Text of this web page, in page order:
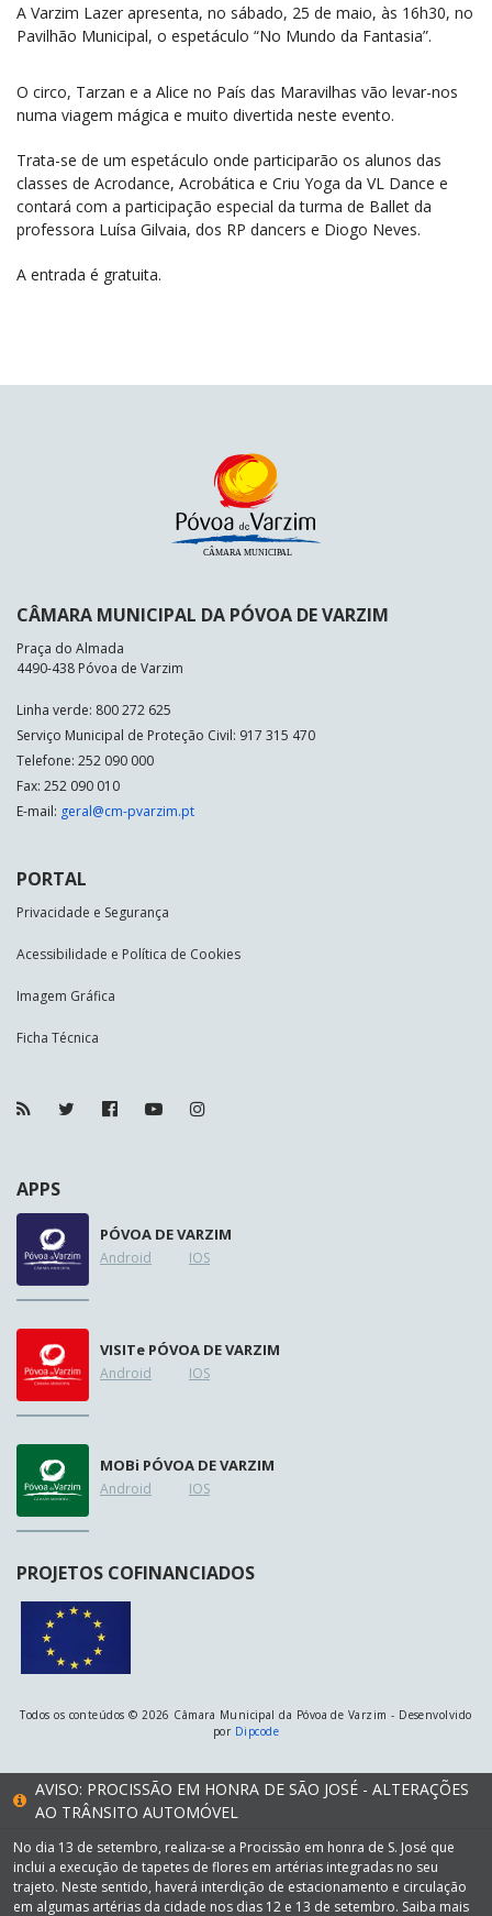
A Varzim Lazer apresenta, no sábado, 25 de maio, às 16h30, no
Pavilhão Municipal, o espetáculo “No Mundo da Fantasia”.
O circo, Tarzan e a Alice no País das Maravilhas vão levar-nos
numa viagem mágica e muito divertida neste evento.
Trata-se de um espetáculo onde participarão os alunos das
classes de Acrodance, Acrobática e Criu Yoga da VL Dance e
contará com a participação especial da turma de Ballet da
professora Luísa Gilvaia, dos RP dancers e Diogo Neves.
A entrada é gratuita.
CÂMARA MUNICIPAL DA PÓVOA DE VARZIM
Praça do Almada
4490-438 Póvoa de Varzim
Linha verde: 800 272 625
Serviço Municipal de Proteção Civil: 917 315 470
Telefone: 252 090 000
Fax: 252 090 010
E-mail: geral@cm-pvarzim.pt
PORTAL
Privacidade e Segurança
Acessibilidade e Política de Cookies
Imagem Gráfica
Ficha Técnica
APPS
PÓVOA DE VARZIM
Android IOS
VISITe PÓVOA DE VARZIM
Android IOS
MOBi PÓVOA DE VARZIM
Android IOS
PROJETOS COFINANCIADOS
Todos os conteúdos © 2026 Câmara Municipal da Póvoa de Varzim - Desenvolvido
por Dipcode
AVISO: PROCISSÃO EM HONRA DE SÃO JOSÉ - ALTERAÇÕES
AO TRÂNSITO AUTOMÓVEL
No dia 13 de setembro, realiza-se a Procissão em honra de S. José que
inclui a execução de tapetes de flores em artérias integradas no seu
trajeto. Neste sentido, haverá interdição de estacionamento e circulação
em algumas artérias da cidade nos dias 12 e 13 de setembro. Saiba mais